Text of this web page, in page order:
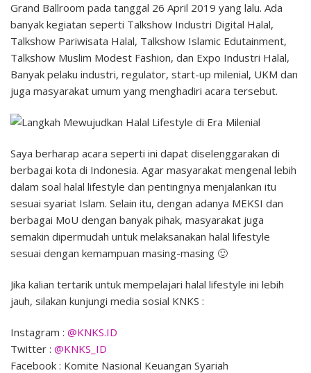
Grand Ballroom pada tanggal 26 April 2019 yang lalu. Ada
banyak kegiatan seperti Talkshow Industri Digital Halal,
Talkshow Pariwisata Halal, Talkshow Islamic Edutainment,
Talkshow Muslim Modest Fashion, dan Expo Industri Halal,
Banyak pelaku industri, regulator, start-up milenial, UKM dan
juga masyarakat umum yang menghadiri acara tersebut.
Saya berharap acara seperti ini dapat diselenggarakan di
berbagai kota di Indonesia. Agar masyarakat mengenal lebih
dalam soal halal lifestyle dan pentingnya menjalankan itu
sesuai syariat Islam. Selain itu, dengan adanya MEKSI dan
berbagai MoU dengan banyak pihak, masyarakat juga
semakin dipermudah untuk melaksanakan halal lifestyle
sesuai dengan kemampuan masing-masing 🙂
Jika kalian tertarik untuk mempelajari halal lifestyle ini lebih
jauh, silakan kunjungi media sosial KNKS :
Instagram : @KNKS.ID
Twitter : @KNKS_ID
Facebook : Komite Nasional Keuangan Syariah